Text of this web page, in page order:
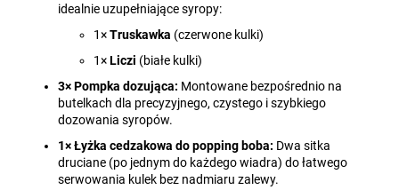
idealnie uzupełniające syropy:
1×Truskawka (czerwone kulki)
1×Liczi (białe kulki)
3× Pompka dozująca: Montowane bezpośrednio na
butelkach dla precyzyjnego, czystego i szybkiego
dozowania syropów.
1× Łyżka cedzakowa do popping boba: Dwa sitka
druciane (po jednym do każdego wiadra) do łatwego
serwowania kulek bez nadmiaru zalewy.